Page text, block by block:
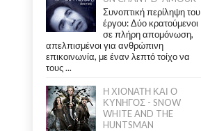
Συνοπτική περίληψη του
έργου: Δύο κρατούμενοι
σε πλήρη απομόνωση,
απελπισμένοι για ανθρώπινη
επικοινωνία, με έναν λεπτό τοίχο να
τους ...
Η ΧΙΟΝΑΤΗ ΚΑΙ Ο
ΚΥΝΗΓΟΣ - SNOW
WHITE AND THE
HUNTSMAN